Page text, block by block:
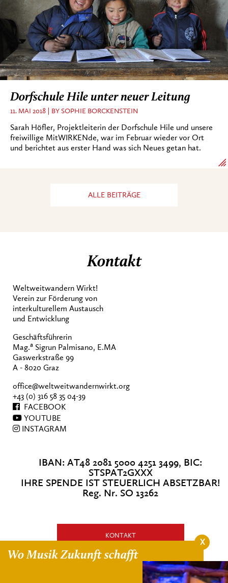
X
Wo Musik Zukunft schafft
Dorfschule Hile unter neuer Leitung
11. MAI 2018 BY SOPHIE BORCKENSTEIN
Sarah Höfler, Projektleiterin der Dorfschule Hile und unsere
freiwillige MitWIRKENde, war im Februar wieder vor Ort
und berichtet aus erster Hand was sich Neues getan hat.
ALLE BEITRÄGE
Kontakt
Weltweitwandern Wirkt!
Verein zur Förderung von
interkulturellem Austausch
und Entwicklung
Geschäftsführerin
Mag.a Sigrun Palmisano, E.MA
Gaswerkstraße 99
A - 8020 Graz
office@weltweitwandernwirkt.org
+43 (0) 316 58 35 04-39
FACEBOOK
YOUTUBE
INSTAGRAM
IBAN: AT48 2081 5000 4251 3499, BIC:
STSPAT2GXXX
IHRE SPENDE IST STEUERLICH ABSETZBAR!
Reg. Nr. SO 13262
KONTAKT
HIER SPENDEN!